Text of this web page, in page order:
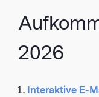
2026
Interaktive E-